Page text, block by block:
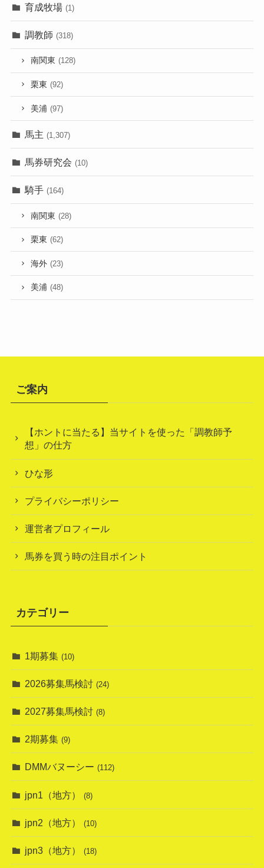
育成牧場 (1)
調教師 (318)
南関東 (128)
栗東 (92)
美浦 (97)
馬主 (1,307)
馬券研究会 (10)
騎手 (164)
南関東 (28)
栗東 (62)
海外 (23)
美浦 (48)
ご案内
【ホントに当たる】当サイトを使った「調教師予
想」の仕方
ひな形
プライバシーポリシー
運営者プロフィール
馬券を買う時の注目ポイント
カテゴリー
1期募集 (10)
2026募集馬検討 (24)
2027募集馬検討 (8)
2期募集 (9)
DMMバヌーシー (112)
jpn1（地方） (8)
jpn2（地方） (10)
jpn3（地方） (18)